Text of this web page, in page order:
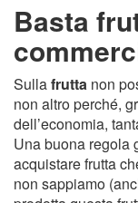
Basta
Sullafrutta non
non altro perché,
dell’economia,
Una buona regola
acquistare frutta
non sappiamo